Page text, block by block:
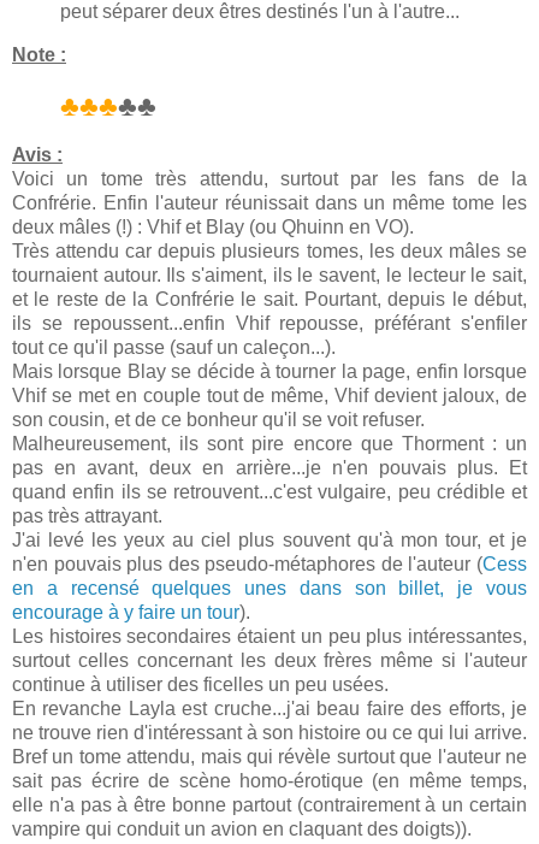
peut séparer deux êtres destinés l'un à l'autre...
Note :
♣♣♣♣♣
Avis :
Voici un tome très attendu, surtout par les fans de la
Confrérie. Enfin l'auteur réunissait dans un même tome les
deux mâles (!) : Vhif et Blay (ou Qhuinn en VO).
Très attendu car depuis plusieurs tomes, les deux mâles se
tournaient autour. Ils s'aiment, ils le savent, le lecteur le sait,
et le reste de la Confrérie le sait. Pourtant, depuis le début,
ils se repoussent...enfin Vhif repousse, préférant s'enfiler
tout ce qu'il passe (sauf un caleçon...).
Mais lorsque Blay se décide à tourner la page, enfin lorsque
Vhif se met en couple tout de même, Vhif devient jaloux, de
son cousin, et de ce bonheur qu'il se voit refuser.
Malheureusement, ils sont pire encore que Thorment : un
pas en avant, deux en arrière...je n'en pouvais plus. Et
quand enfin ils se retrouvent...c'est vulgaire, peu crédible et
pas très attrayant.
J'ai levé les yeux au ciel plus souvent qu'à mon tour, et je
n'en pouvais plus des pseudo-métaphores de l'auteur (Cess
en a recensé quelques unes dans son billet, je vous
encourage à y faire un tour).
Les histoires secondaires étaient un peu plus intéressantes,
surtout celles concernant les deux frères même si l'auteur
continue à utiliser des ficelles un peu usées.
En revanche Layla est cruche...j'ai beau faire des efforts, je
ne trouve rien d'intéressant à son histoire ou ce qui lui arrive.
Bref un tome attendu, mais qui révèle surtout que l'auteur ne
sait pas écrire de scène homo-érotique (en même temps,
elle n'a pas à être bonne partout (contrairement à un certain
vampire qui conduit un avion en claquant des doigts)).